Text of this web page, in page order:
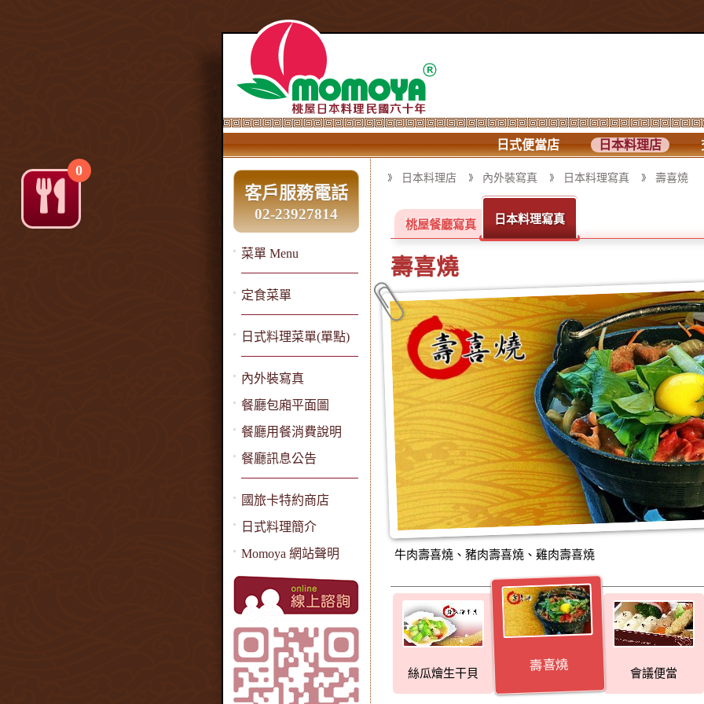
日式便當店 日本料理店
客戶服務電話
02-23927814
菜單 Menu
定食菜單
日式料理菜單(單點)
內外裝寫真
餐廳包廂平面圖
餐廳用餐消費說明
餐廳訊息公告
國旅卡特約商店
日式料理簡介
Momoya 網站聲明
日本料理店 內外裝寫真 日本料理寫真 壽喜燒
桃屋餐廳寫真 日本料理寫真
壽喜燒
牛肉壽喜燒、豬肉壽喜燒、雞肉壽喜燒
絲瓜燴生干貝
壽喜燒
會議便當
0